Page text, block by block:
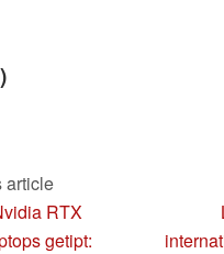
article
RTX
getipt: